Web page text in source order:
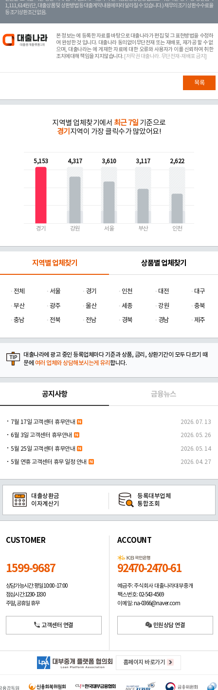
1,111,614원 (단, 대출상품 및 상환방법 등 대출계약 내용에 따라 달라질 수 있습니다.) 채무의 조기 상환수수료율
등 조기상환조건 없음.
본 정보는에 등록한 자료를 바탕으로 대출나라가 편집 및 그 표현방법을 수정하
여 완성한 것 입니다. 대출나라 동의없이무단전재 또는 재배포, 재가공 할 수 없
으며, 대출나라는 에 게재한 자료에 대한 오류와 사용자가 이를 신뢰하여 취한
조치에대해 책임을 지지않습니다. [저작권 대출나라. 무단전재-재배포 금지]
목록
지역별 업체찾기에서 최근 7일 기준으로
경기 지역이 가장 클릭수가 많았어요!
5,153
경기
4,317
강원
3,610
서울
3,117
부산
2,622
인천
지역별 업체찾기 상품별 업체찾기
전체 서울 경기 인천 대전
대구
부산
광주 울산 세종 강원
충북
충남
전북 전남 경북 경남 제주
대출나라에 광고 중인 등록업체마다 기준과 상품, 금리, 상환기간이 모두 다르기 때
문에 여러 업체와 상담해보시는게 유리합니다.
공지사항 금융뉴스
7월 17일 고객센터 휴무안내 2026. 07. 13
6월 3일 고객센터 휴무안내 2026. 05. 26
5월 25일 고객센터 휴무안내 2026. 05. 14
5월 연휴 고객센터 휴무 일정 안내 2026. 04. 27
대출상환금
이자계산기
등록대부업체
통합조회
CUSTOMER
1599-9687
상담가능시간: 평일10:00 -17:00
점심시간: 12:30 - 13:30
주말, 공휴일 휴무
고객센터 연결
ACCOUNT
92470-2470-61
예금주: 주식회사 대출나라대부중개
팩스번호: 02-543-4569
이메일: na-0366@naver.com
민원상담 연결
홈페이지 바로가기